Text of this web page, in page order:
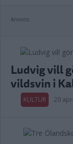
Annons:
Ludvig vill
vildsvin i
KULTUR 20